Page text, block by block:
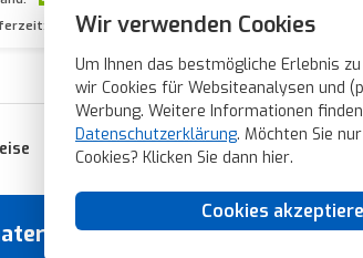
Wir verwenden Cookies
Um Ihnen das bestmögliche Erlebnis
wir Cookies für Websiteanalysen und
Werbung. Weitere Informationen
Datenschutzerklärung. Möchten Sie
Cookies? Klicken Sie dann hier.
Cookies
Vor 21 Uhr bestellt, heute verschickt*
von Topmarken!